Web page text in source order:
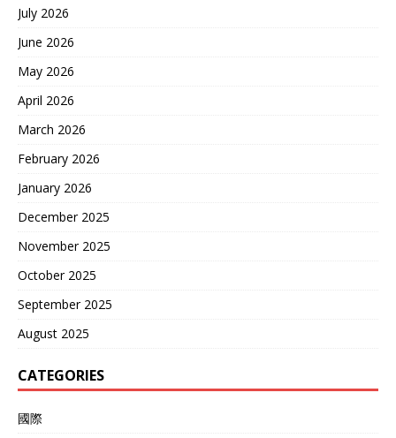
July 2026
June 2026
May 2026
April 2026
March 2026
February 2026
January 2026
December 2025
November 2025
October 2025
September 2025
August 2025
CATEGORIES
國際